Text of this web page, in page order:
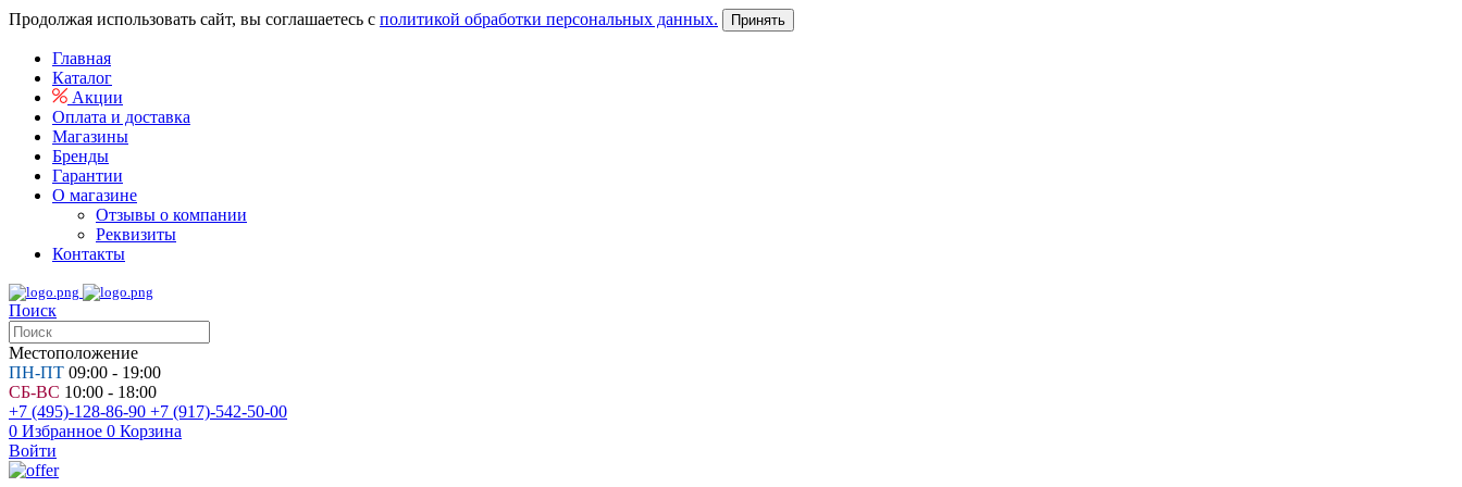
Продолжая использовать сайт, вы соглашаетесь с политикой обработки персональных данных. Принять
Главная
Каталог
Акции
Оплата и доставка
Магазины
Бренды
Гарантии
О магазине
Отзывы о компании
Реквизиты
Контакты
Поиск
Местоположение
ПН-ПТ 09:00 - 19:00
СБ-ВС 10:00 - 18:00
+7 (495)-128-86-90 +7 (917)-542-50-00
0 Избранное 0 Корзина
Войти